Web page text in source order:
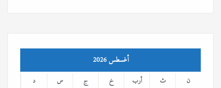
أغسطس 2026
ن ث أرب خ ج س
د